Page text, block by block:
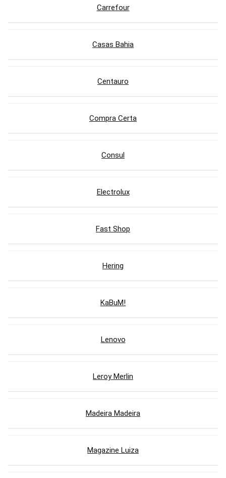
Carrefour
Casas Bahia
Centauro
Compra Certa
Consul
Electrolux
Fast Shop
Hering
KaBuM!
Lenovo
Leroy Merlin
Madeira Madeira
Magazine Luiza